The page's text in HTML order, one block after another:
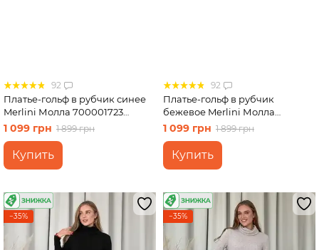
92
Платье-гольф в рубчик синее
Merlini Молла 700001723
размер S-M
1 099 грн 1 899 грн
Купить
92
Платье-гольф в рубчик
бежевое Merlini Молла
700001722 размер S-M
1 099 грн 1 899 грн
Купить
−35% −35%